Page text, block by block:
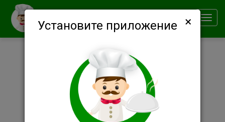
Установите приложение ×